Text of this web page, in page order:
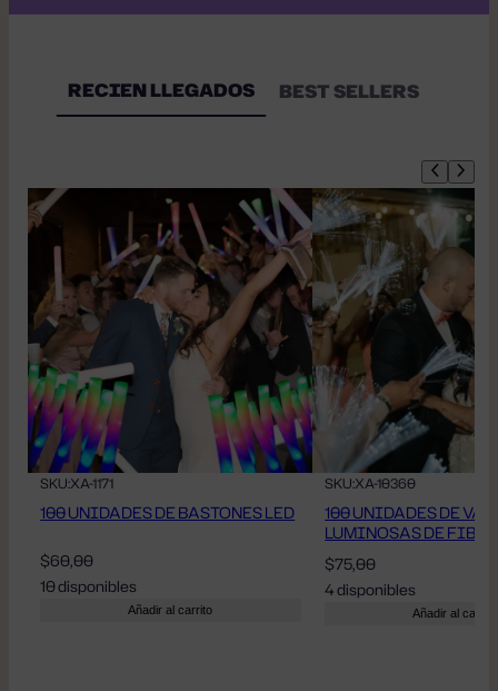
RECIEN LLEGADOS BEST SELLERS
SKU:XA-1171
100 UNIDADES DE BASTONES LED
$60,00
10 disponibles
Añadir al carrito
SKU:XA-10360
100 UNIDADES DE
LUMINOSAS DE
$75,00
4 disponibles
Añadir al carrito